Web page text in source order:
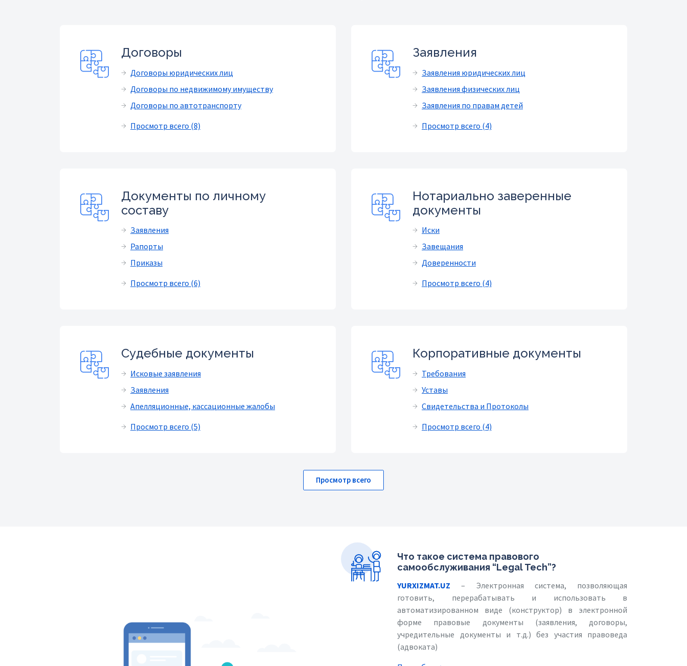
Договоры
Договоры юридических лиц
Договоры по недвижимому имуществу
Договоры по автотранспорту
Просмотр всего (8)
Заявления
Заявления юридических лиц
Заявления физических лиц
Заявления по правам детей
Просмотр всего (4)
Документы по личному
составу
Заявления
Рапорты
Приказы
Просмотр всего (6)
Нотариально заверенные
документы
Иски
Завещания
Доверенности
Просмотр всего (4)
Судебные документы
Исковые заявления
Заявления
Апелляционные, кассационные жалобы
Просмотр всего (5)
Корпоративные документы
Требования
Уставы
Свидетельства и Протоколы
Просмотр всего (4)
Просмотр всего
Что такое система правового
самообслуживания “Legal Tech”?
YURXIZMAT.UZ – Электронная система, позволяющая
готовить, перерабатывать и использовать в
автоматизированном виде (конструктор) в электронной
форме правовые документы (заявления, договоры,
учредительные документы и т.д.) без участия правоведа
(адвоката)